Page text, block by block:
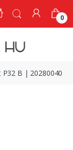
0
B | 20280040
0